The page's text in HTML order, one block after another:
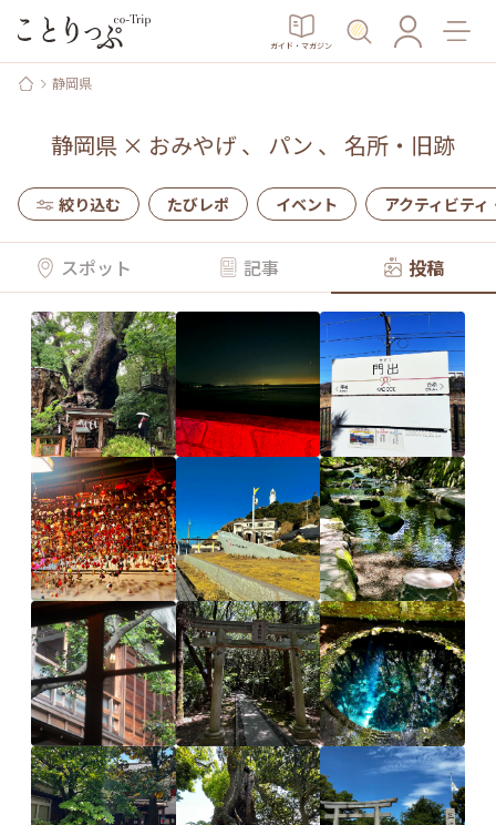
ガイド・マガジン
静岡県
静岡県× おみやげ 、 パン 、 名所・旧跡
絞り込む たびレポ イベント アクティビティ
スポット 記事 投稿